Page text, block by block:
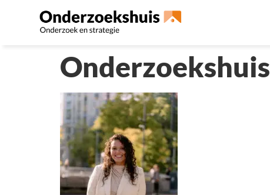
Onderzoekshuis